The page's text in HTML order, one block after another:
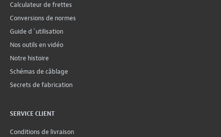
Calculateur de frettes
Conversions de normes
Guide d´utilisation
Nos outils en vidéo
Notre histoire
Schémas de câblage
Secrets de fabrication
SERVICE CLIENT
Conditions de livraison